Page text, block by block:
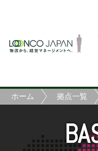
ホーム 拠点一覧